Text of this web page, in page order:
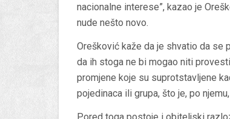
nacionalne interese”, kazao je
nude nešto novo.
Orešković kaže da je shvatio da se
da ih stoga ne bi mogao niti
promjene koje su suprotstavljene
pojedinaca ili grupa, što je, po
Pored toga postoje i obiteljski